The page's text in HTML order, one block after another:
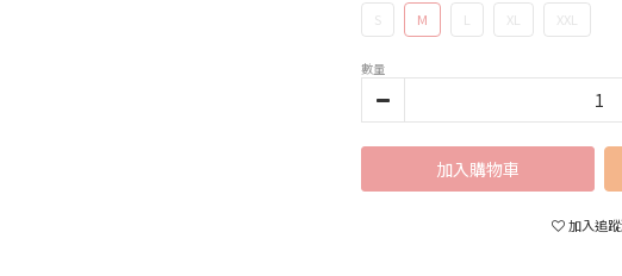
S M L XL XXL
數量
加入購物車
加入追